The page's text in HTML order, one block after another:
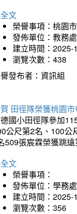
文
榮譽事項：桃園
發佈單位：教務處
建立時間：2025-
瀏覽次數：438
發布者：資訊組
田徑隊榮獲桃園
國小田徑隊參加
公尺第2名、100公
509張宸霖榮獲跳遠
文
榮譽事項：
發佈單位：學務處
建立時間：2025-
瀏覽次數：356